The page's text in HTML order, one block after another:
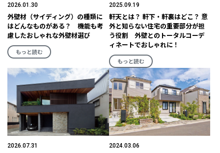
2026.01.30
外壁材（サイディング）の種類に
はどんなものがある？ 機能も考
慮したおしゃれな外壁材選び
もっと読む
2025.09.19
軒天とは？ 軒下・軒裏はどこ？ 意
外と知らない住宅の重要部分が担
う役割 外壁とのトータルコーデ
ィネートでおしゃれに！
もっと読む
2026.07.31 2024.03.06